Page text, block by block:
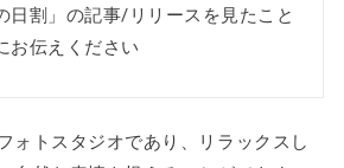
日割」の記事/リリースを見たこと
お伝えください
ォトスタジオであり、リラックスし